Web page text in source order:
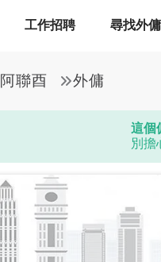
工作招聘 尋找外傭
阿聯酉 外傭
這個
別擔